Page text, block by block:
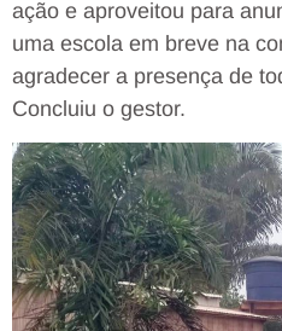
ação e aproveitou para
uma escola em breve na
agradecer a presença de
Concluiu o gestor.